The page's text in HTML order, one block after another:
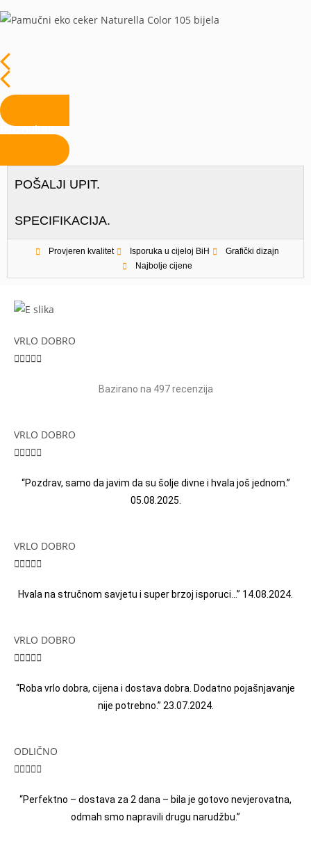
Pozovite
POŠALJI UPIT.
SPECIFIKACIJA.
Provjeren kvalitet Isporuka u cijeloj BiH
Grafički dizajn
Najbolje cijene
VRLO DOBRO

Bazirano na 497 recenzija
VRLO DOBRO

“Pozdrav, samo da javim da su šolje divne i hvala još jednom.”
05.08.2025.
VRLO DOBRO

Hvala na stručnom savjetu i super brzoj isporuci…” 14.08.2024.
VRLO DOBRO

“Roba vrlo dobra, cijena i dostava dobra. Dodatno pojašnjavanje
nije potrebno.” 23.07.2024.
ODLIČNO

“Perfektno – dostava za 2 dana – bila je gotovo nevjerovatna,
odmah smo napravili drugu narudžbu.”